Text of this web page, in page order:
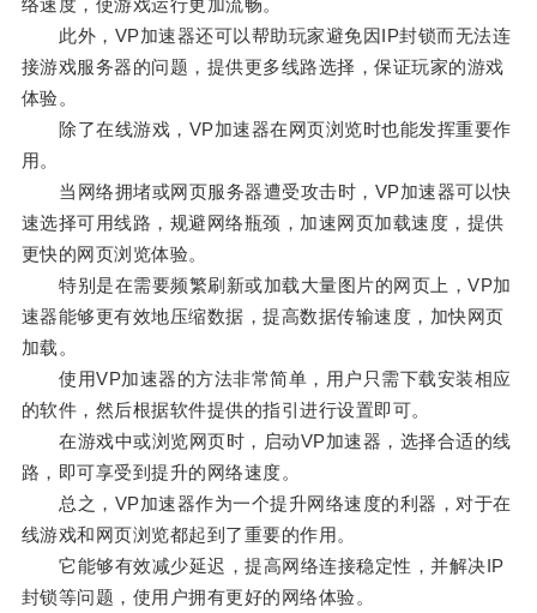
络速度，使游戏运行更加流畅。
此外，VP加速器还可以帮助玩家避免因IP封锁而无法连
接游戏服务器的问题，提供更多线路选择，保证玩家的游戏
体验。
除了在线游戏，VP加速器在网页浏览时也能发挥重要作
用。
当网络拥堵或网页服务器遭受攻击时，VP加速器可以快
速选择可用线路，规避网络瓶颈，加速网页加载速度，提供
更快的网页浏览体验。
特别是在需要频繁刷新或加载大量图片的网页上，VP加
速器能够更有效地压缩数据，提高数据传输速度，加快网页
加载。
使用VP加速器的方法非常简单，用户只需下载安装相应
的软件，然后根据软件提供的指引进行设置即可。
在游戏中或浏览网页时，启动VP加速器，选择合适的线
路，即可享受到提升的网络速度。
总之，VP加速器作为一个提升网络速度的利器，对于在
线游戏和网页浏览都起到了重要的作用。
它能够有效减少延迟，提高网络连接稳定性，并解决IP
封锁等问题，使用户拥有更好的网络体验。